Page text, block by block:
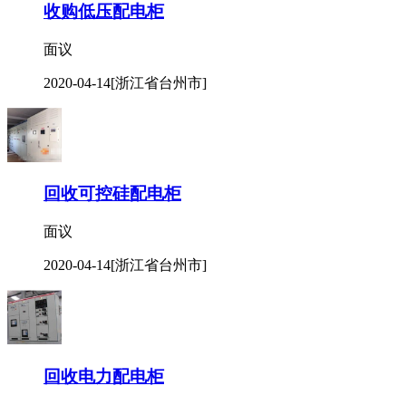
收购低压配电柜
面议
2020-04-14[浙江省台州市]
回收可控硅配电柜
面议
2020-04-14[浙江省台州市]
回收电力配电柜